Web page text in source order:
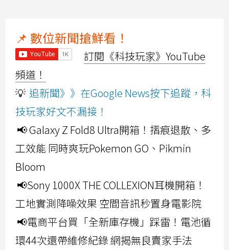
📌 數位新聞搶鮮看！
訂閱《科技玩家》YouTube
頻道！
💡 追新聞》》在Google News按下追蹤，科
技玩家好文不漏接！
📢 Galaxy Z Fold8 Ultra開箱！摺痕退散、多
工效能 同時爽玩Pokemon GO、Pikmin
Bloom
📢Sony 1000X THE COLLEXION耳機開箱！
工地實測降噪效果 空間音訊秒置身電影院
📢電商平台買「全新庫存機」踩雷！電池循
環44次還帶維修紀錄 網揭無良賣家手法